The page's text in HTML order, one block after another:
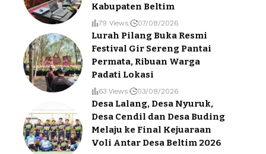
Kabupaten Beltim
79 Views 07/08/2026
Lurah Pilang Buka Resmi
Festival Gir Sereng Pantai
Permata, Ribuan Warga
Padati Lokasi
63 Views 03/08/2026
Desa Lalang, Desa Nyuruk,
Desa Cendil dan Desa Buding
Melaju ke Final Kejuaraan
Voli Antar Desa Beltim 2026